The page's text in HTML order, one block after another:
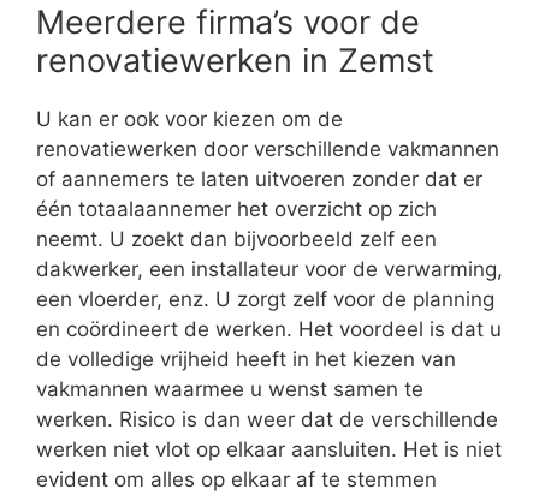
Meerdere firma’s voor de
renovatiewerken in Zemst
U kan er ook voor kiezen om de
renovatiewerken door verschillende vakmannen
of aannemers te laten uitvoeren zonder dat er
één totaalaannemer het overzicht op zich
neemt. U zoekt dan bijvoorbeeld zelf een
dakwerker, een installateur voor de verwarming,
een vloerder, enz. U zorgt zelf voor de planning
en coördineert de werken. Het voordeel is dat u
de volledige vrijheid heeft in het kiezen van
vakmannen waarmee u wenst samen te
werken. Risico is dan weer dat de verschillende
werken niet vlot op elkaar aansluiten. Het is niet
evident om alles op elkaar af te stemmen